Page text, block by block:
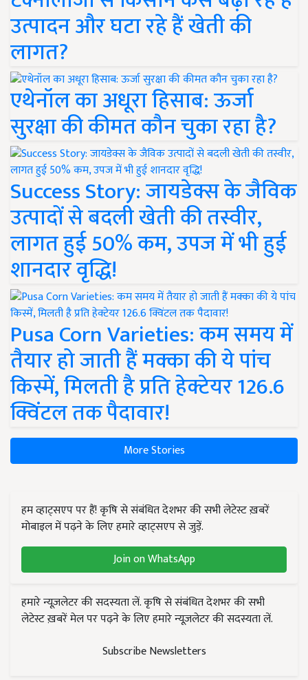
उत्पादन और घटा रहे हैं खेती की
लागत?
एथेनॉल का अधूरा हिसाब: ऊर्जा
सुरक्षा की कीमत कौन चुका रहा है?
Success Story: जायडेक्स के जैविक
उत्पादों से बदली खेती की तस्वीर,
लागत हुई 50% कम, उपज में भी हुई
शानदार वृद्धि!
Pusa Corn Varieties: कम समय में
तैयार हो जाती हैं मक्का की ये पांच
किस्में, मिलती है प्रति हेक्टेयर 126.6
क्विंटल तक पैदावार!
More Stories
हम व्हाट्सएप पर हैं! कृषि से संबंधित देशभर की सभी लेटेस्ट ख़बरें
मोबाइल में पढ़ने के लिए हमारे व्हाट्सएप से जुड़ें.
Join on WhatsApp
हमारे न्यूज़लेटर की सदस्यता लें. कृषि से संबंधित देशभर की सभी
लेटेस्ट ख़बरें मेल पर पढ़ने के लिए हमारे न्यूज़लेटर की सदस्यता लें.
Subscribe Newsletters